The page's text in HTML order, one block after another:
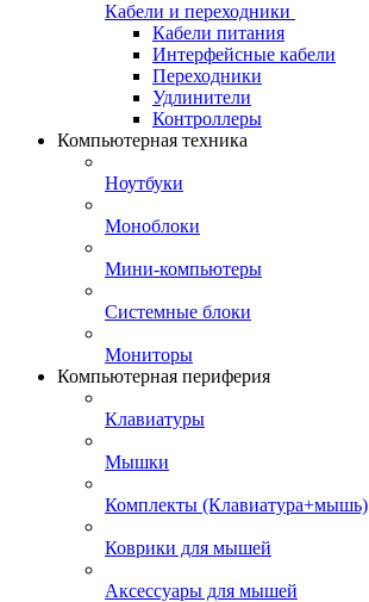
Кабели и переходники
Кабели питания
Интерфейсные кабели
Переходники
Удлинители
Контроллеры
Компьютерная техника
Ноутбуки
Моноблоки
Мини-компьютеры
Системные блоки
Мониторы
Компьютерная периферия
Клавиатуры
Мышки
Комплекты (Клавиатура+мышь)
Коврики для мышей
Аксессуары для мышей